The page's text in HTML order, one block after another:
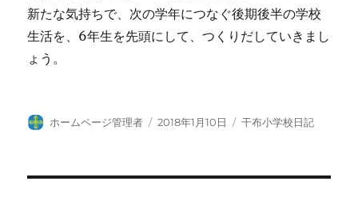
新たな気持ちで、次の学年につなぐ後期後半の学校
生活を、6年生を先頭にして、つくりだしていきまし
ょう。
投
ホームページ管理者
投
2018年1月10日
カ
干布小学校日記